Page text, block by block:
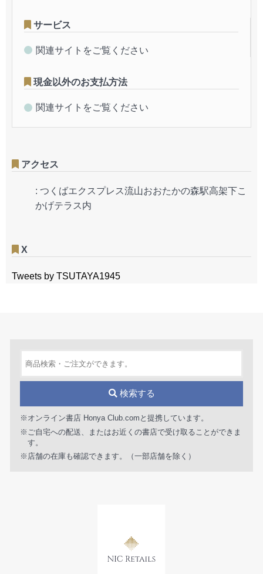
サービス
関連サイトをご覧ください
現金以外のお支払方法
関連サイトをご覧ください
アクセス
: つくばエクスプレス流山おおたかの森駅高架下こ
かげテラス内
X
Tweets by TSUTAYA1945
検索する
※オンライン書店 Honya Club.comと提携しています。
※ご自宅への配送、またはお近くの書店で受け取ることができま
す。
※店舗の在庫も確認できます。（一部店舗を除く）